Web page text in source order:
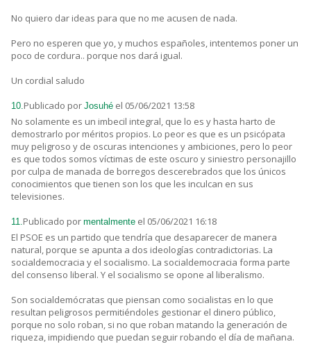
No quiero dar ideas para que no me acusen de nada.
Pero no esperen que yo, y muchos españoles, intentemos poner un
poco de cordura.. porque nos dará igual.
Un cordial saludo
10. Publicado por Josuhé el 05/06/2021 13:58
No solamente es un imbecil integral, que lo es y hasta harto de
demostrarlo por méritos propios. Lo peor es que es un psicópata
muy peligroso y de oscuras intenciones y ambiciones, pero lo peor
es que todos somos víctimas de este oscuro y siniestro personajillo
por culpa de manada de borregos descerebrados que los únicos
conocimientos que tienen son los que les inculcan en sus
televisiones.
11. Publicado por mentalmente el 05/06/2021 16:18
El PSOE es un partido que tendría que desaparecer de manera
natural, porque se apunta a dos ideologías contradictorias. La
socialdemocracia y el socialismo. La socialdemocracia forma parte
del consenso liberal. Y el socialismo se opone al liberalismo.
Son socialdemócratas que piensan como socialistas en lo que
resultan peligrosos permitiéndoles gestionar el dinero público,
porque no solo roban, si no que roban matando la generación de
riqueza, impidiendo que puedan seguir robando el día de mañana.